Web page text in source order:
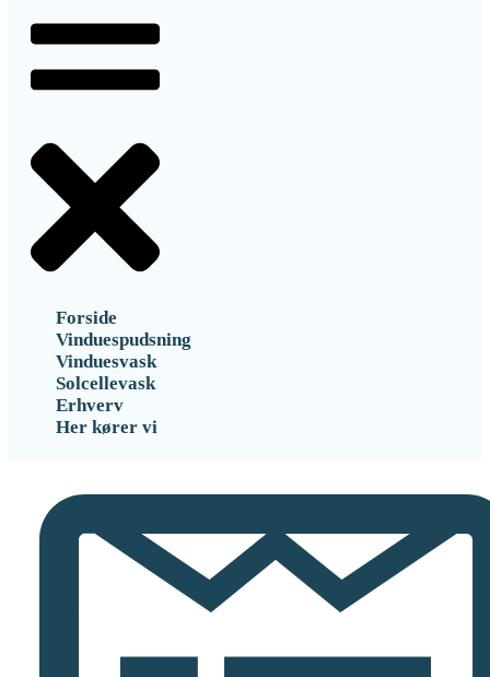
Forside
Vinduespudsning
Vinduesvask
Solcellevask
Erhverv
Her kører vi